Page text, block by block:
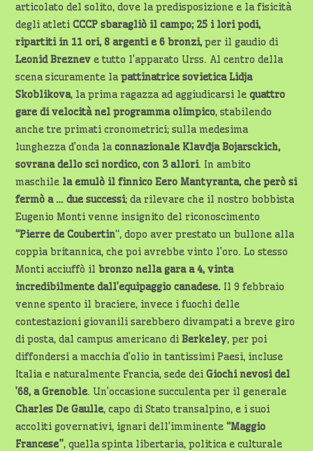
articolato del solito, dove la predisposizione e la fisicità
degli atletiCCCP sbaragliò il campo; 25 i lori podi,
ripartiti in 11 ori, 8 argenti e 6 bronzi,per il gaudio di
Leonid Breznev e tutto l’apparato Urss. Al centro della
scena sicuramente lapattinatrice sovietica Lidja
Skoblikova, la prima ragazza ad aggiudicarsi lequattro
gare di velocità nel programma olimpico, stabilendo
anche tre primati cronometrici; sulla medesima
lunghezza d’onda laconnazionale Klavdja Bojarsckich,
sovrana dello sci nordico, con 3 allori. In ambito
maschile la emulò il finnico Eero Mantyranta, che però si
fermò a … due successi; da rilevare che il nostro bobbista
Eugenio Monti venne insignito del riconoscimento
“Pierre de Coubertin“, dopo aver prestato un bullone alla
coppia britannica, che poi avrebbe vinto l’oro. Lo stesso
Monti acciuffò ilbronzo nella gara a 4, vinta
incredibilmente dall’equipaggio canadese. Il 9 febbraio
venne spento il braciere, invece i fuochi delle
contestazioni giovanili sarebbero divampati a breve giro
di posta, dal campus americano diBerkeley, per poi
diffondersi a macchia d’olio in tantissimi Paesi, incluse
Italia e naturalmente Francia, sede deiGiochi nevosi del
’68, a Grenoble. Un’occasione succulenta per il generale
Charles De Gaulle, capo di Stato transalpino, e i suoi
accoliti governativi, ignari dell’imminente“Maggio
Francese”, quella spinta libertaria, politica e culturale